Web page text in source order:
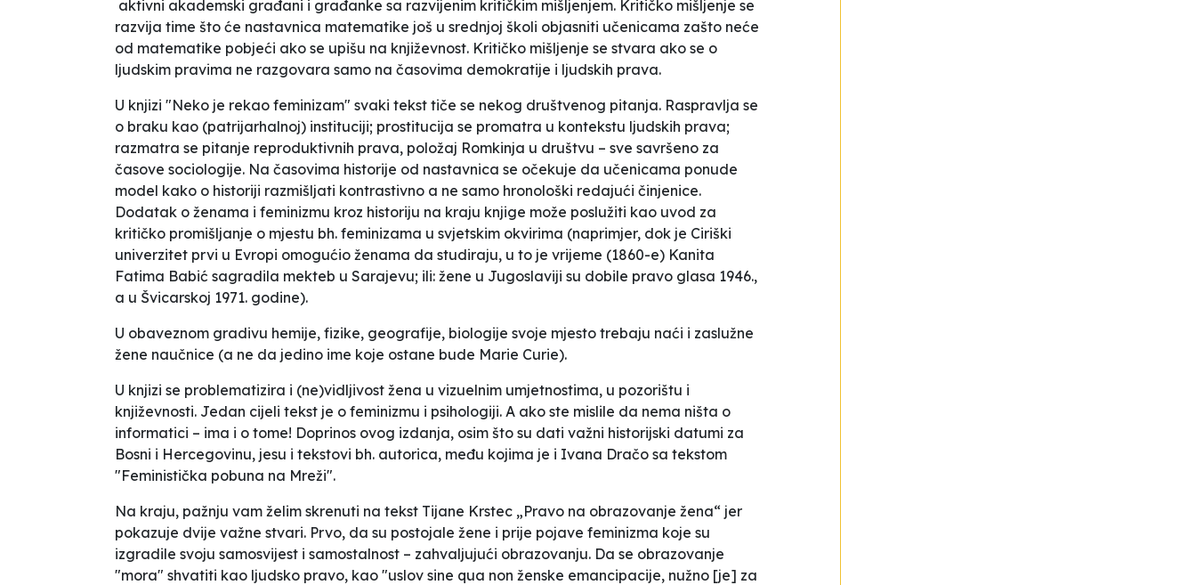
aktivni akademski građani i građanke sa razvijenim kritičkim mišljenjem. Kritičko mišljenje se
razvija time što će nastavnica matematike još u srednjoj školi objasniti učenicama zašto neće
od matematike pobjeći ako se upišu na književnost. Kritičko mišljenje se stvara ako se o
ljudskim pravima ne razgovara samo na časovima demokratije i ljudskih prava.
U knjizi "Neko je rekao feminizam" svaki tekst tiče se nekog društvenog pitanja. Raspravlja se
o braku kao (patrijarhalnoj) instituciji; prostitucija se promatra u kontekstu ljudskih prava;
razmatra se pitanje reproduktivnih prava, položaj Romkinja u društvu – sve savršeno za
časove sociologije. Na časovima historije od nastavnica se očekuje da učenicama ponude
model kako o historiji razmišljati kontrastivno a ne samo hronološki redajući činjenice.
Dodatak o ženama i feminizmu kroz historiju na kraju knjige može poslužiti kao uvod za
kritičko promišljanje o mjestu bh. feminizama u svjetskim okvirima (naprimjer, dok je Ciriški
univerzitet prvi u Evropi omogućio ženama da studiraju, u to je vrijeme (1860-e) Kanita
Fatima Babić sagradila mekteb u Sarajevu; ili: žene u Jugoslaviji su dobile pravo glasa 1946.,
a u Švicarskoj 1971. godine).
U obaveznom gradivu hemije, fizike, geografije, biologije svoje mjesto trebaju naći i zaslužne
žene naučnice (a ne da jedino ime koje ostane bude Marie Curie).
U knjizi se problematizira i (ne)vidljivost žena u vizuelnim umjetnostima, u pozorištu i
književnosti. Jedan cijeli tekst je o feminizmu i psihologiji. A ako ste mislile da nema ništa o
informatici – ima i o tome! Doprinos ovog izdanja, osim što su dati važni historijski datumi za
Bosni i Hercegovinu, jesu i tekstovi bh. autorica, među kojima je i Ivana Dračo sa tekstom
"Feministička pobuna na Mreži".
Na kraju, pažnju vam želim skrenuti na tekst Tijane Krstec „Pravo na obrazovanje žena“ jer
pokazuje dvije važne stvari. Prvo, da su postojale žene i prije pojave feminizma koje su
izgradile svoju samosvijest i samostalnost – zahvaljujući obrazovanju. Da se obrazovanje
"mora" shvatiti kao ljudsko pravo, kao "uslov sine qua non ženske emancipacije, nužno [je] za